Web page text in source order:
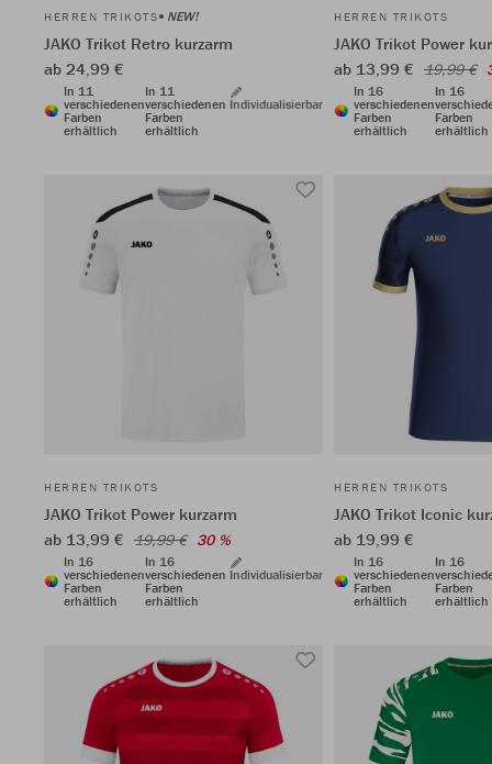
HERREN TRIKOTS NEW!
JAKO Trikot Retro kurzarm
ab 24,99 €
In 11
verschiedenen
Farben
erhältlich
In 11
verschiedenen
Farben
erhältlich
Individualisierbar
HERREN TRIKOTS
JAKO Trikot Power
ab 13,99 € 19,99 €
In 16
verschiedenen
Farben
erhältlich
In 16
Farben
erhältlich
HERREN TRIKOTS
JAKO Trikot Power kurzarm
ab 13,99 € 19,99 € 30 %
In 16
verschiedenen
Farben
erhältlich
In 16
verschiedenen
Farben
erhältlich
Individualisierbar
HERREN TRIKOTS
JAKO Trikot Iconic
ab 19,99 €
In 16
verschiedenen
Farben
erhältlich
In 16
Farben
erhältlich